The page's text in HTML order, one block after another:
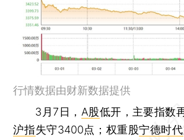
行情数据由财新数据提供
3月7日， A股低开，主要指数
沪指失守3400点；权重股宁德时代